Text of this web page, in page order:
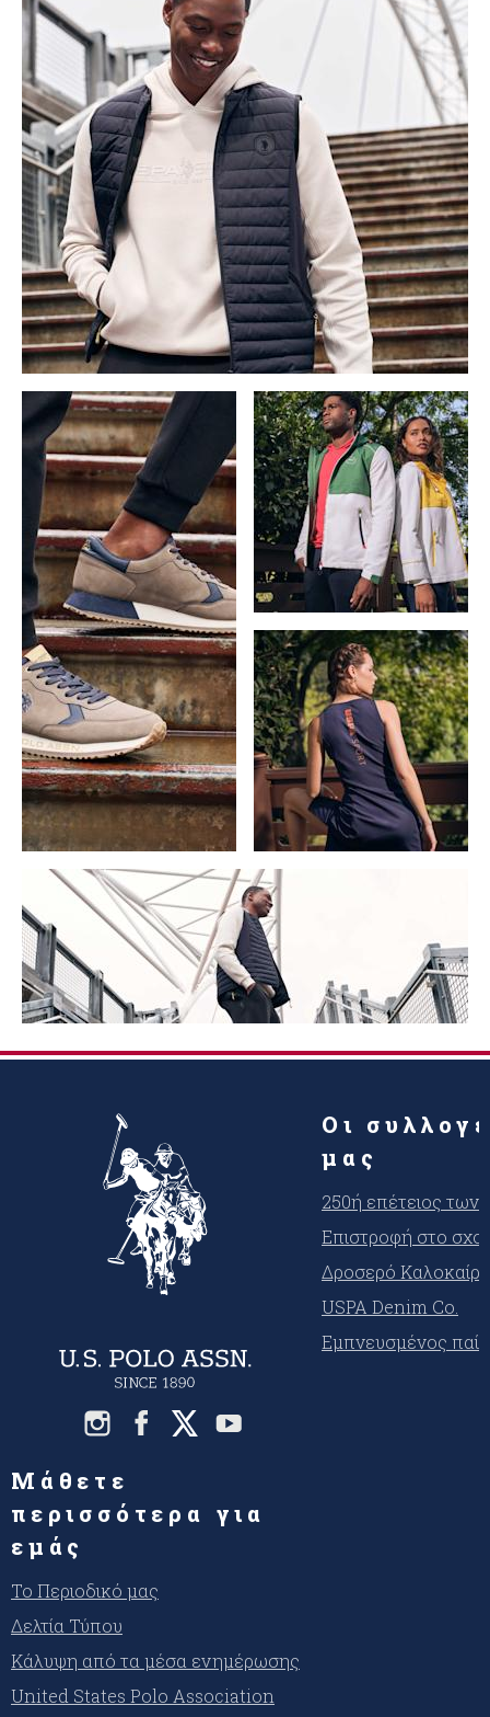
Οι
μας
250ή επέτειος
Επιστροφή στο
Δροσερό Καλοκαίρι
USPA Denim Co.
Εμπνευσμένος
Μάθετε
περισσότερα για
εμάς
Το Περιοδικό μας
Δελτία Τύπου
Κάλυψη από τα μέσα ενημέρωσης
United States Polo Association